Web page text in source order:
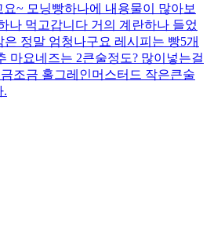
~ 모닝빵하나에 내용물이 많아보
나 먹고갑니다 거의 계란하나 들었
정말 엄청나구요 레시피는 빵5개
마요네즈는 2큰술정도? 많이넣는걸
조금 홀그레인머스터드 작은큰술
.